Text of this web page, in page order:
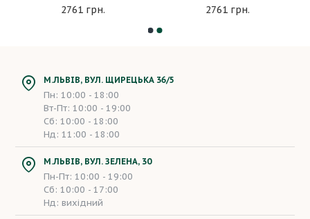
2761 грн.
2761 грн.
М.ЛЬВІВ, ВУЛ. ЩИРЕЦЬКА 36/5
Пн: 10:00 - 18:00
Вт-Пт: 10:00 - 19:00
Сб: 10:00 - 18:00
Нд: 11:00 - 18:00
М.ЛЬВІВ, ВУЛ. ЗЕЛЕНА, 30
Пн-Пт: 10:00 - 19:00
Сб: 10:00 - 17:00
Нд: вихідний